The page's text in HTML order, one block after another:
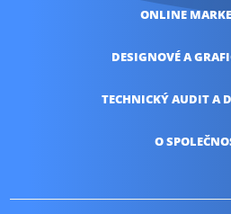
ONLINE
DESIGNOVÉ A
TECHNICKÝ AUDITA
O